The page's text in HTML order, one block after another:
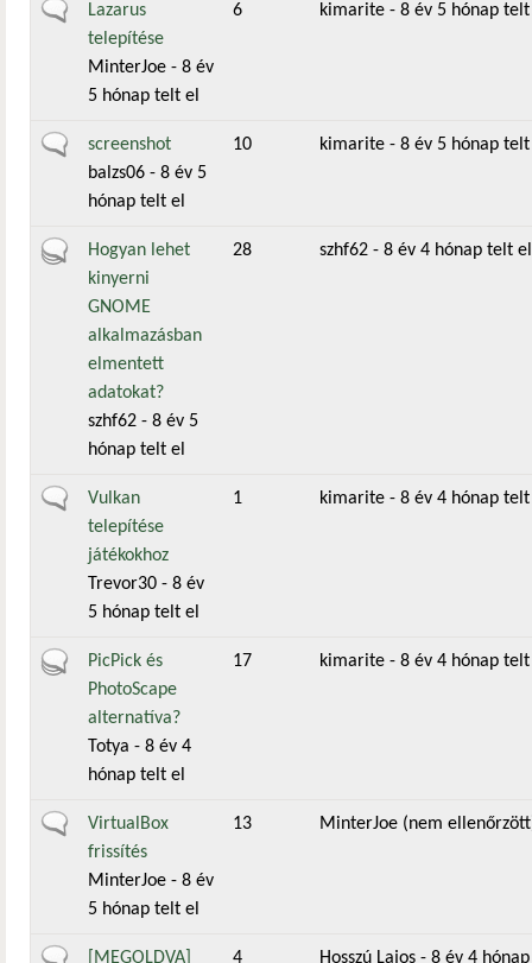
Általános téma
Lazarus
telepítése
MinterJoe - 8 év
5 hónap telt el
6 kimarite - 8 év 5 hónap
Általános téma
screenshot
balzs06 - 8 év 5
hónap telt el
10 kimarite - 8 év 5 hónap
Aktív témaHogyan lehet
kinyerni
GNOME
alkalmazásban
elmentett
adatokat?
szhf62 - 8 év 5
hónap telt el
28 szhf62 - 8 év 4 hónap telt el
Általános téma
Vulkan
telepítése
játékokhoz
Trevor30 - 8 év
5 hónap telt el
1 kimarite - 8 év 4 hónap
Aktív témaPicPick és
PhotoScape
alternatíva?
Totya - 8 év 4
hónap telt el
17 kimarite - 8 év 4 hónap
Általános téma
VirtualBox
frissítés
MinterJoe - 8 év
5 hónap telt el
13 MinterJoe (nem
Általános téma
[MEGOLDVA] 4 Hosszú Lajos - 8 év 4